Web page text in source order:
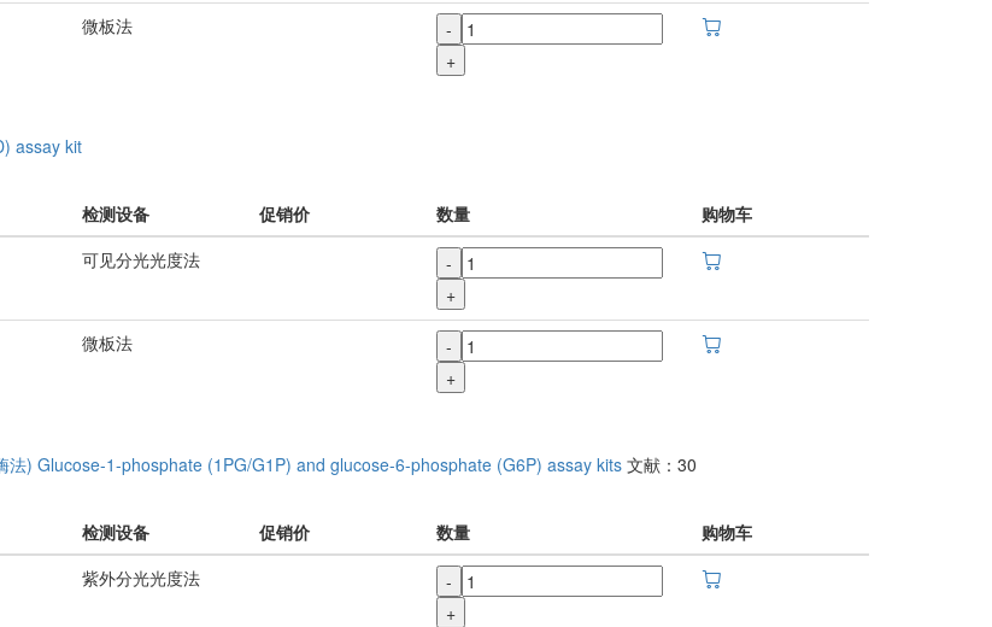
微板法
-
+
assay kit
检测设备 促销价 数量
购物车
可见分光光度法
-
+
微板法
-
+
法) Glucose-1-phosphate (1PG/G1P) and glucose-6-phosphate (G6P) assay kits 文献：30
检测设备 促销价 数量
购物车
紫外分光光度法
-
+